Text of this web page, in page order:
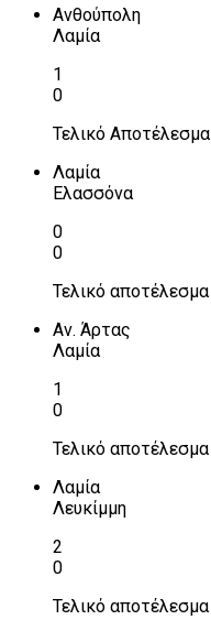
Ανθούπολη
Λαμία
1
0
Τελικό Αποτέλεσμα
Λαμία
Ελασσόνα
0
0
Τελικό αποτέλεσμα
Αν. Άρτας
Λαμία
1
0
Τελικό αποτέλεσμα
Λαμία
Λευκίμμη
2
0
Τελικό αποτέλεσμα